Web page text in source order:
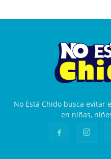
No Está Chido busca evitar
en niñas,